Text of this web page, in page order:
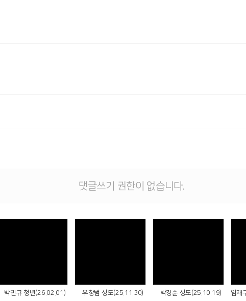
댓글쓰기 권한이 없습니다.
박민규 청년(26.02.01) 우창범 성도(25.11.30) 박경순 성도(25.10.19)